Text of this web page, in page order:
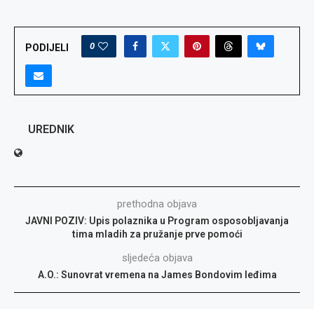
PODIJELI 0
UREDNIK
prethodna objava
JAVNI POZIV: Upis polaznika u Program osposobljavanja
tima mladih za pružanje prve pomoći
sljedeća objava
A.O.: Sunovrat vremena na James Bondovim leđima